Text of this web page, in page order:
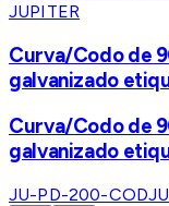
JUPITER
Curva/Codo de
galvanizado
Curva/Codo de
galvanizado
JU-PD-200-COD